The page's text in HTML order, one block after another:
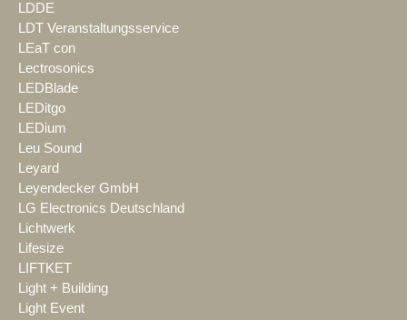
LDDE
LDT Veranstaltungsservice
LEaT con
Lectrosonics
LEDBlade
LEDitgo
LEDium
Leu Sound
Leyard
Leyendecker GmbH
LG Electronics Deutschland
Lichtwerk
Lifesize
LIFTKET
Light + Building
Light Event